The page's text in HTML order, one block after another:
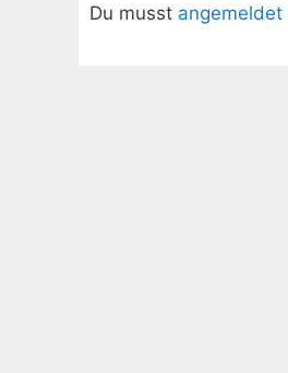
Du musst angemeldet